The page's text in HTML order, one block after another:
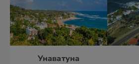
Унаватуна